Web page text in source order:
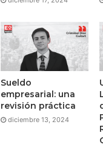
Sueldo
empresarial: una
revisión práctica
diciembre 13, 2024